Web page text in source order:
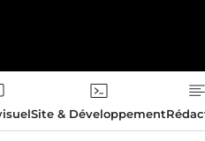
Site & Développement